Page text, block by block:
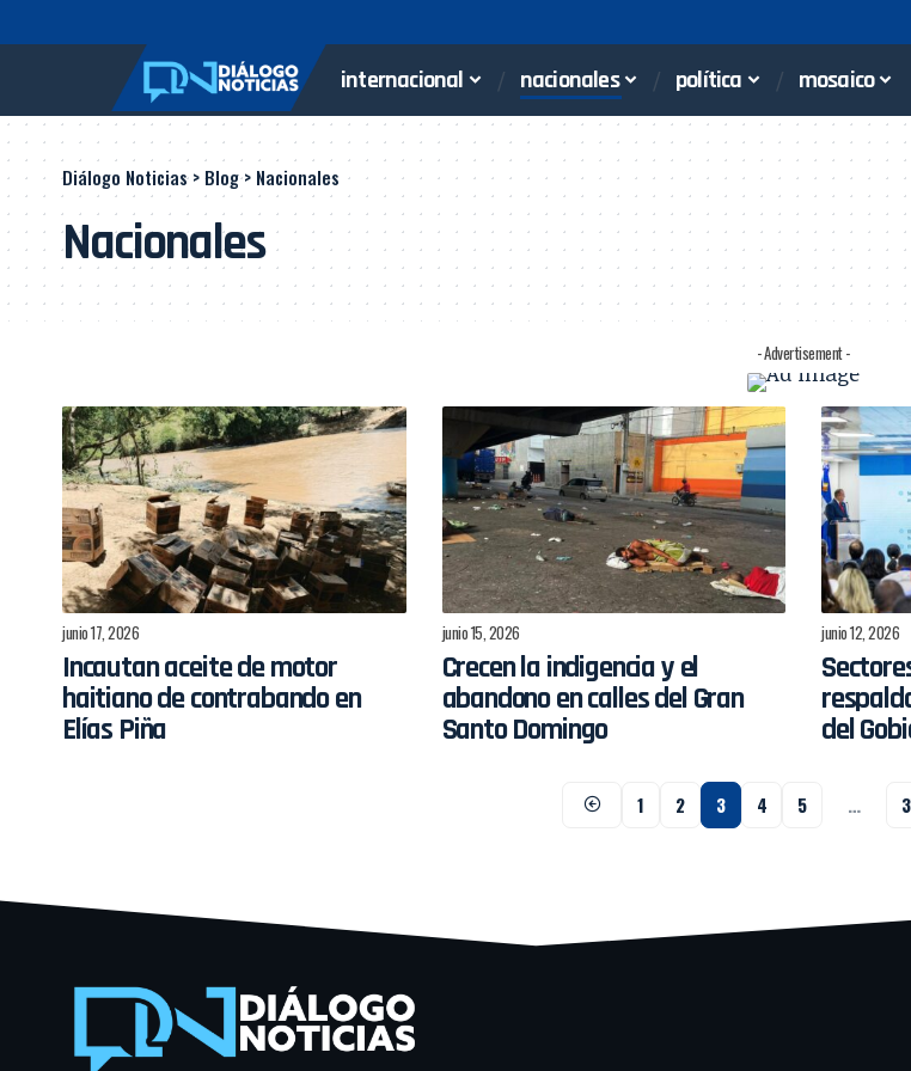
internacional nacionales política mosaico
Diálogo Noticias>Blog> Nacionales
Nacionales
- Advertisement -
junio 17, 2026
Incautan aceite de motor
haitiano de contrabando en
Elías Piña
junio 15, 2026
Crecen la indigencia y el
abandono en calles del Gran
Santo Domingo
junio 12, 2026
del
1 2 3 4 5 …